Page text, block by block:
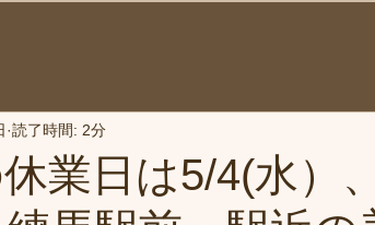
業日は5/4(水）
読了時間: 2分